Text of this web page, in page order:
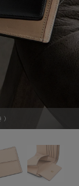
小銭入れ付き）